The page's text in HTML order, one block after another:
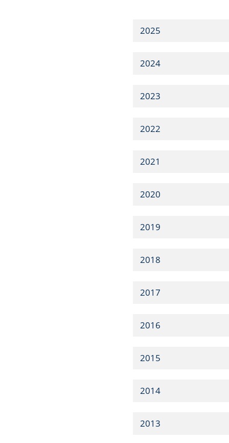
2025
2024
2023
2022
2021
2020
2019
2018
2017
2016
2015
2014
2013